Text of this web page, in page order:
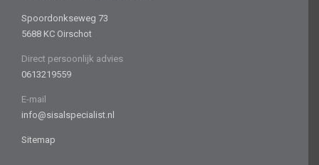
Spoordonkseweg 73
5688 KC Oirschot
Direct persoonlijk advies
0613219559
E-mail
info@sisalspecialist.nl
Sitemap